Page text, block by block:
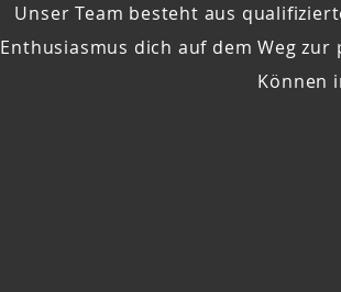
Unser Team besteht aus
Enthusiasmus dich auf dem Weg
Können